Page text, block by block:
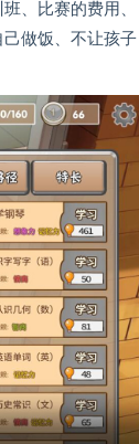
、比赛的费用、
做饭、不让孩子